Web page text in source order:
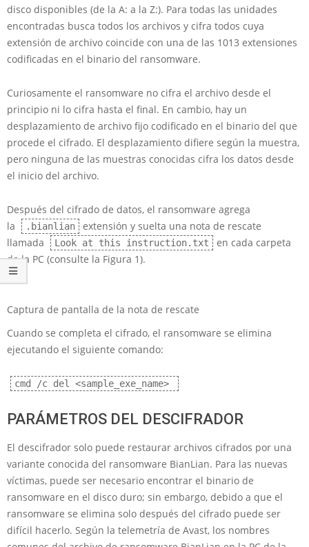
disco disponibles (de la A: a la Z:). Para todas las unidades
encontradas busca todos los archivos y cifra todos cuya
extensión de archivo coincide con una de las 1013 extensiones
codificadas en el binario del ransomware.
Curiosamente el ransomware no cifra el archivo desde el
principio ni lo cifra hasta el final. En cambio, hay un
desplazamiento de archivo fijo codificado en el binario del que
procede el cifrado. El desplazamiento difiere según la muestra,
pero ninguna de las muestras conocidas cifra los datos desde
el inicio del archivo.
Después del cifrado de datos, el ransomware agrega
la
.bianlian
extensión y suelta una nota de rescate
llamada
Look at this instruction.txt
en cada carpeta
de la PC (consulte la Figura 1).
Captura de pantalla de la nota de rescate
Cuando se completa el cifrado, el ransomware se elimina
ejecutando el siguiente comando:
cmd /c del <sample_exe_name>
PARÁMETROS DEL DESCIFRADOR
El descifrador solo puede restaurar archivos cifrados por una
variante conocida del ransomware BianLian. Para las nuevas
víctimas, puede ser necesario encontrar el binario de
ransomware en el disco duro; sin embargo, debido a que el
ransomware se elimina solo después del cifrado puede ser
difícil hacerlo. Según la telemetría de Avast, los nombres